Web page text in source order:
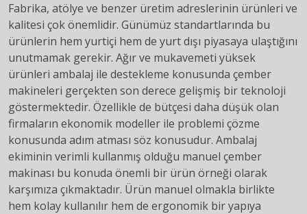
Fabrika, atölye ve benzer üretim adreslerinin ürünleri ve
kalitesi çok önemlidir. Günümüz standartlarında bu
ürünlerin hem yurtiçi hem de yurt dışı piyasaya ulaştığını
unutmamak gerekir. Ağır ve mukavemeti yüksek
ürünleri ambalaj ile destekleme konusunda çember
makineleri gerçekten son derece gelişmiş bir teknoloji
göstermektedir. Özellikle de bütçesi daha düşük olan
firmaların ekonomik modeller ile problemi çözme
konusunda adım atması söz konusudur. Ambalaj
ekiminin verimli kullanmış olduğu manuel çember
makinası bu konuda önemli bir ürün örneği olarak
karşımıza çıkmaktadır. Ürün manuel olmakla birlikte
hem kolay kullanılır hem de ergonomik bir yapıya